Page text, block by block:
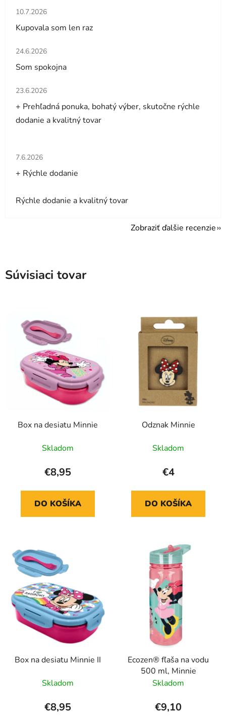
Hodnotenie obchodu je 5 z 5 hviezdičiek.
10.7.2026
Kupovala som len raz
Hodnotenie obchodu je 5 z 5 hviezdičiek.
24.6.2026
Som spokojna
Hodnotenie obchodu je 5 z 5 hviezdičiek.
23.6.2026
+ Prehľadná ponuka, bohatý výber, skutočne rýchle
dodanie a kvalitný tovar
Hodnotenie obchodu je 5 z 5 hviezdičiek.
7.6.2026
+ Rýchle dodanie
Rýchle dodanie a kvalitný tovar
Zobraziť ďalšie recenzie
Súvisiaci tovar
Box na desiatu Minnie
Skladom
€8,95
DO KOŠÍKA
Odznak Minnie
Skladom
€4
DO KOŠÍKA
Box na desiatu Minnie II
Skladom
€8,95
Ecozen® fľaša na vodu
500 ml, Minnie
Skladom
€9,10